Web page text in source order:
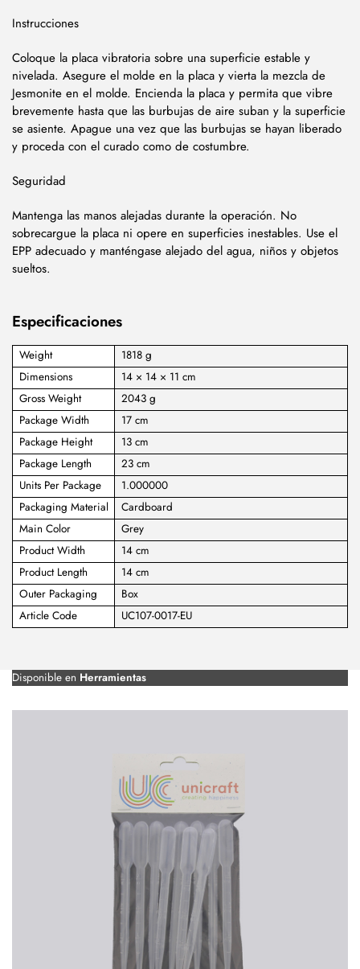
Instrucciones
Coloque la placa vibratoria sobre una superficie estable y
nivelada. Asegure el molde en la placa y vierta la mezcla de
Jesmonite en el molde. Encienda la placa y permita que vibre
brevemente hasta que las burbujas de aire suban y la superficie
se asiente. Apague una vez que las burbujas se hayan liberado
y proceda con el curado como de costumbre.
Seguridad
Mantenga las manos alejadas durante la operación. No
sobrecargue la placa ni opere en superficies inestables. Use el
EPP adecuado y manténgase alejado del agua, niños y objetos
sueltos.
Especificaciones
Weight
1818 g
Dimensions
14 × 14 × 11 cm
Gross Weight
2043 g
Package Width
17 cm
Package Height
13 cm
Package Length
23 cm
Units Per Package
1.000000
Packaging Material
Cardboard
Main Color
Grey
Product Width
14 cm
Product Length
14 cm
Outer Packaging
Box
Article Code
UC107-0017-EU
Disponible en Herramientas